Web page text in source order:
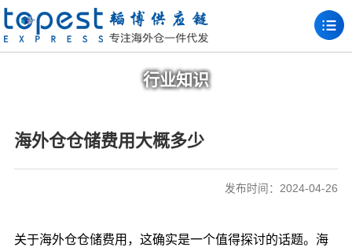
行业知识
海外仓仓储费用大概多少
发布时间：2024-04-26
关于海外仓仓储费用，这确实是一个值得探讨的话题。海